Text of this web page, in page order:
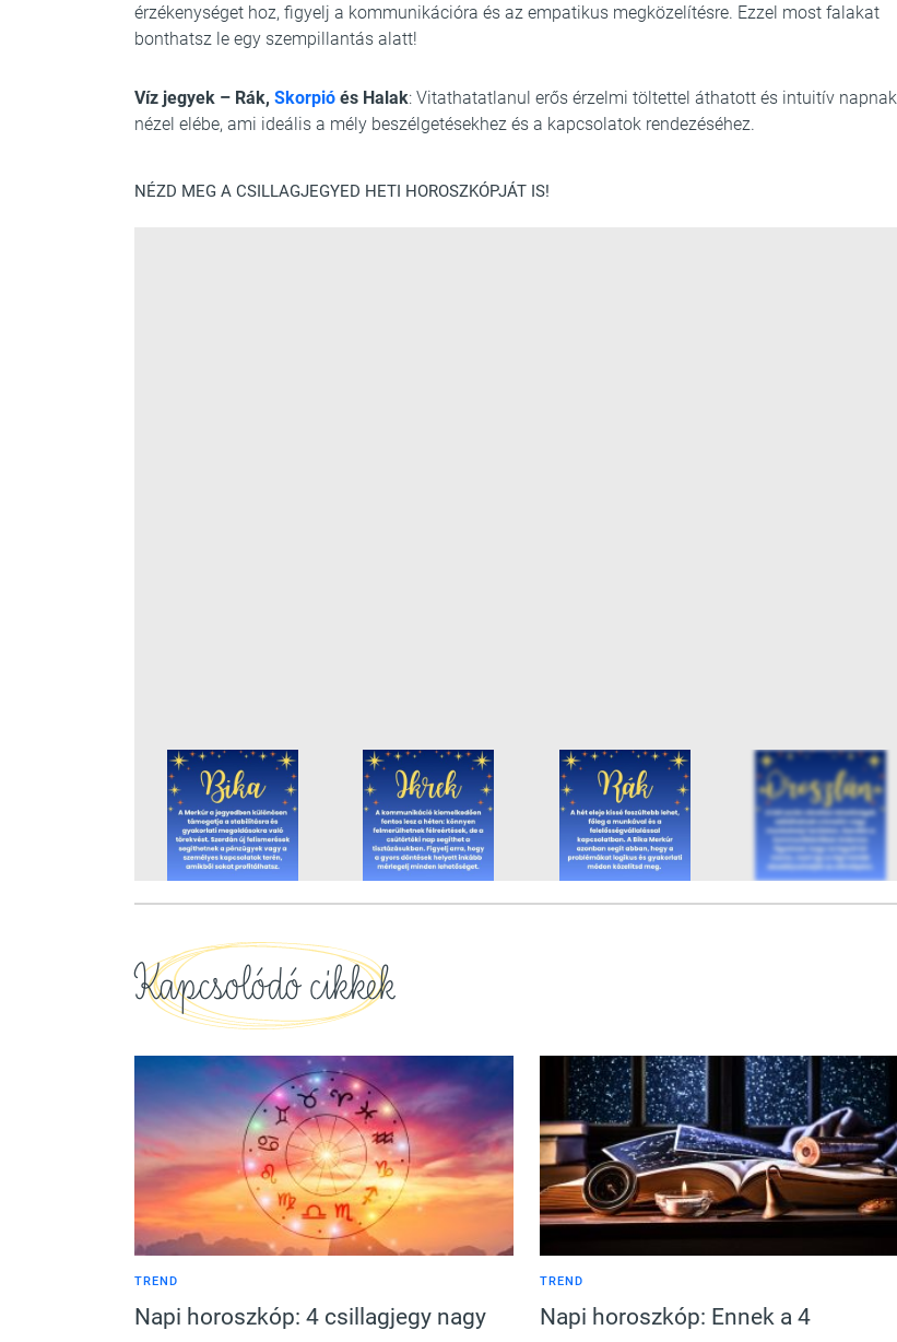
érzékenységet hoz, figyelj a kommunikációra és az empatikus megközelítésre. Ezzel most falakat
bonthatsz le egy szempillantás alatt!
Víz jegyek – Rák, Skorpió és Halak: Vitathatatlanul erős érzelmi töltettel áthatott és intuitív napnak
nézel elébe, ami ideális a mély beszélgetésekhez és a kapcsolatok rendezéséhez.
NÉZD MEG A CSILLAGJEGYED HETI HOROSZKÓPJÁT IS!
Kapcsolódó cikkek
TREND
Napi horoszkóp: 4 csillagjegy nagy
TREND
Napi horoszkóp: Ennek a 4